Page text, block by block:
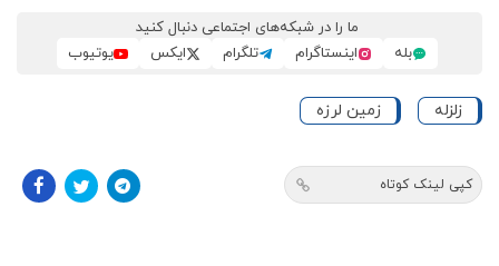
ما را در شبکه‌های اجتماعی دنبال کنید
بله
اینستاگرام تلگرام ایکس یوتیوب
زلزله زمین لرزه
کپی لینک کوتاه